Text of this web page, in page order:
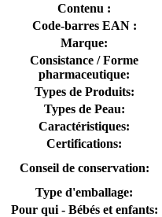
Contenu :
Code-barres EAN :
Marque:
Consistance / Forme
pharmaceutique:
Types de Produits:
Types de Peau:
Caractéristiques:
Certifications:
Conseil de conservation:
Type d'emballage:
Pour qui - Bébés et enfants: